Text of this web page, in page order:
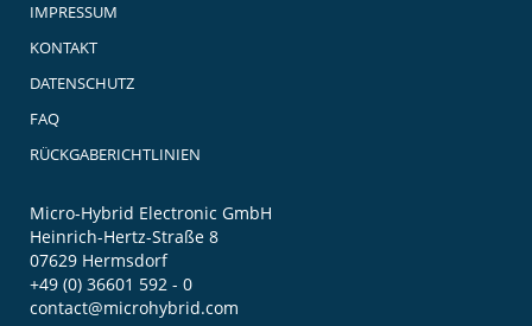
IMPRESSUM
KONTAKT
DATENSCHUTZ
FAQ
RÜCKGABERICHTLINIEN
Micro-Hybrid Electronic GmbH
Heinrich-Hertz-Straße 8
07629 Hermsdorf
+49 (0) 36601 592 - 0
contact@microhybrid.com